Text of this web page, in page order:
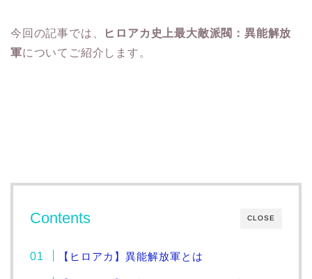
今回の記事では、
ヒロアカ史上最大敵派閥：異能解放
軍についてご紹介します。
CLOSE
Contents
【ヒロアカ】異能解放軍とは